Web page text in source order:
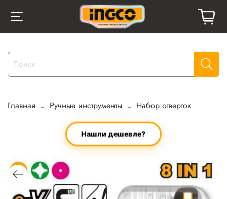
Главная Ручные инструменты Набор отверток
Нашли дешевле?